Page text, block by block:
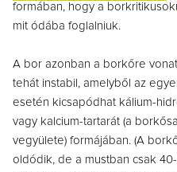
formában, hogy a
mit ódába foglalniuk.
A bor azonban a borkőre
tehát instabil, amelyből az
esetén kicsapódhat kálium-
vagy kalcium-tartarát (a
vegyülete) formájában. (A
oldódik, de a mustban csak